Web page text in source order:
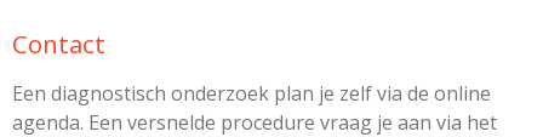
Contact
Een diagnostisch onderzoek plan je zelf via de online
agenda. Een versnelde procedure vraag je aan via het